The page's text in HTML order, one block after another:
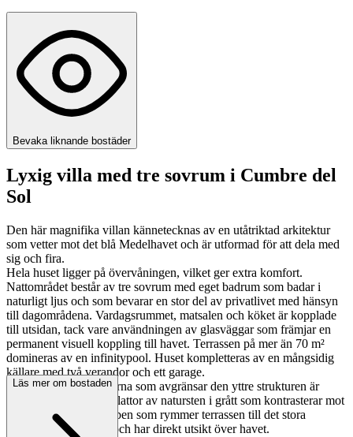
Bevaka liknande bostäder
Lyxig villa med tre sovrum i Cumbre del
Sol
Den här magnifika villan kännetecknas av en utåtriktad arkitektur
som vetter mot det blå Medelhavet och är utformad för att dela med
sig och fira.
Hela huset ligger på övervåningen, vilket ger extra komfort.
Nattområdet består av tre sovrum med eget badrum som badar i
naturligt ljus och som bevarar en stor del av privatlivet med hänsyn
till dagområdena. Vardagsrummet, matsalen och köket är kopplade
till utsidan, tack vare användningen av glasväggar som främjar en
permanent visuell koppling till havet. Terrassen på mer än 70 m²
domineras av en infinitypool. Huset kompletteras av en mångsidig
källare med två verandor och ett garage.
De geometriska formerna som avgränsar den yttre strukturen är
klädda med glas och plattor av natursten i grått som kontrasterar mot
fasadens vita färg. Kuben som rymmer terrassen till det stora
sovrummet sticker ut och har direkt utsikt över havet.
Läs mer om bostaden